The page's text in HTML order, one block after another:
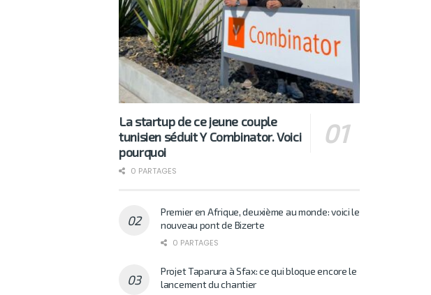
La startup de ce jeune couple
tunisien séduit Y Combinator. Voici
pourquoi
0 PARTAGES
Premier en Afrique, deuxième au monde: voici le
nouveau pont de Bizerte
0 PARTAGES
Projet Taparura à Sfax: ce qui bloque encore le
lancement du chantier